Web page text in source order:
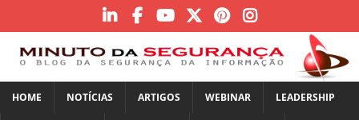
HOME NOTÍCIAS ARTIGOS WEBINAR LEADERSHIP